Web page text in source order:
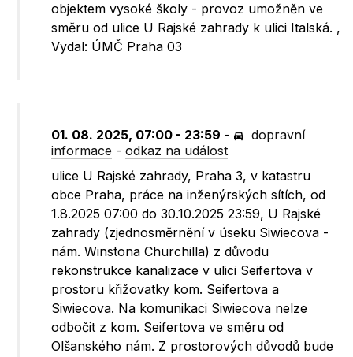
objektem vysoké školy - provoz umožněn ve
směru od ulice U Rajské zahrady k ulici Italská. ,
Vydal: ÚMČ Praha 03
01. 08. 2025, 07:00 - 23:59 -
dopravní
informace -odkaz na událost
ulice U Rajské zahrady, Praha 3, v katastru
obce Praha, práce na inženýrských sítích, od
1.8.2025 07:00 do 30.10.2025 23:59, U Rajské
zahrady (zjednosměrnění v úseku Siwiecova -
nám. Winstona Churchilla) z důvodu
rekonstrukce kanalizace v ulici Seifertova v
prostoru křižovatky kom. Seifertova a
Siwiecova. Na komunikaci Siwiecova nelze
odbočit z kom. Seifertova ve směru od
Olšanského nám. Z prostorových důvodů bude